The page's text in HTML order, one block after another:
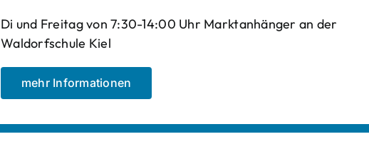
Di und Freitag von 7:30-14:00 Uhr Marktanhänger an der
Waldorfschule Kiel
mehr Informationen